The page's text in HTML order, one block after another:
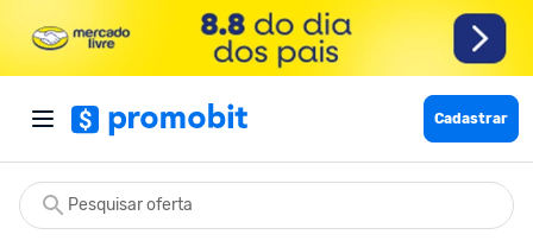
Cadastrar